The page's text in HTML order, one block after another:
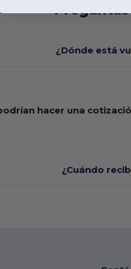
¿Dónde está
hacer una
¿Cuándo